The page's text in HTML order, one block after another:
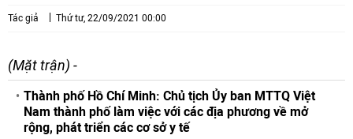
Tác giả Thứ tư, 22/09/2021 00:00
(Mặt trận) -
Thành phố Hồ Chí Minh: Chủ tịch Ủy ban MTTQ Việt
Nam thành phố làm việc với các địa phương về mở
rộng, phát triển các cơ sở y tế